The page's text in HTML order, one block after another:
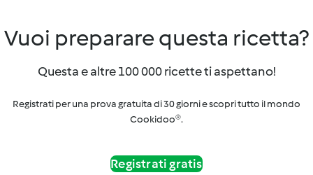
Vuoi preparare questa ricetta?
Questa e altre 100 000 ricette ti aspettano!
Registrati per una prova gratuita di 30 giorni e scopri tutto il mondo
Cookidoo®.
Registrati gratis